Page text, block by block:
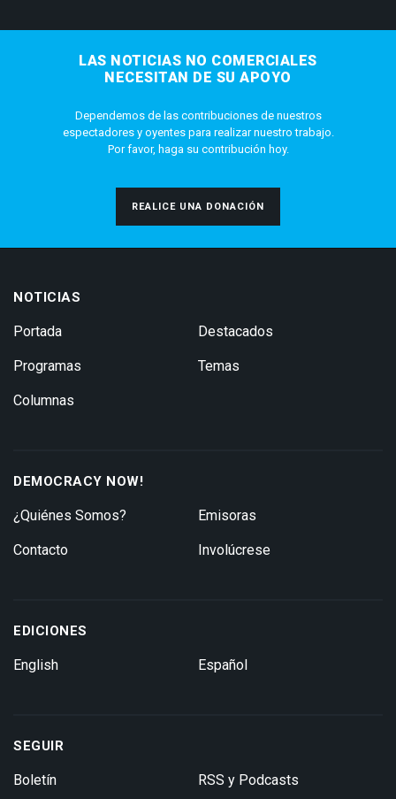
LAS NOTICIAS NO COMERCIALES
NECESITAN DE SU APOYO
Dependemos de las contribuciones de nuestros
espectadores y oyentes para realizar nuestro trabajo.
Por favor, haga su contribución hoy.
REALICE UNA DONACIÓN
NOTICIAS
Portada
Programas
Columnas
Destacados
Temas
DEMOCRACY NOW!
¿Quiénes Somos?
Contacto
Emisoras
Involúcrese
EDICIONES
English Español
SEGUIR
Boletín RSS y Podcasts